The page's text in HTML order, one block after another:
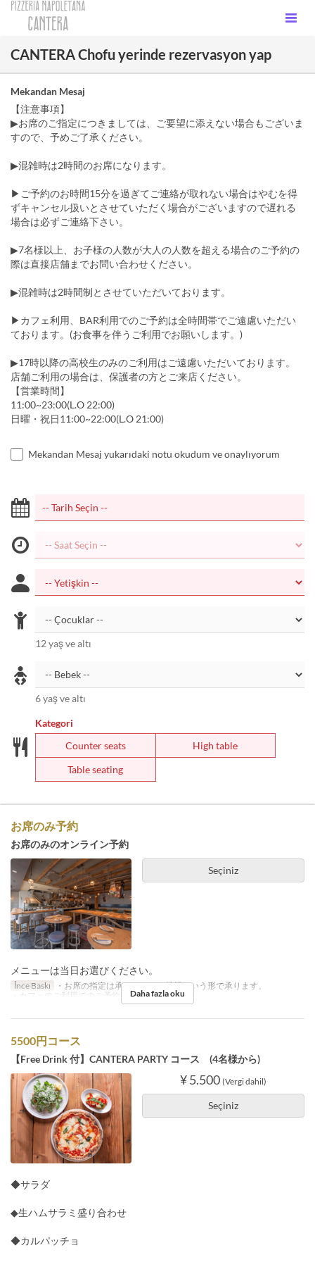
CANTERA Chofu yerinde rezervasyon yap
Mekandan Mesaj
【注意事項】
▶お席のご指定につきましては、ご要望に添えない場合もございま
すので、予めご了承ください。
▶︎混雑時は2時間のお席になります。
▶ご予約のお時間15分を過ぎてご連絡が取れない場合はやむを得
ずキャンセル扱いとさせていただく場合がございますので遅れる
場合は必ずご連絡下さい。
▶7名様以上、お子様の人数が大人の人数を超える場合のご予約の
際は直接店舗までお問い合わせください。
▶混雑時は2時間制とさせていただいております。
▶カフェ利用、BAR利用でのご予約は全時間帯でご遠慮いただい
ております。(お食事を伴うご利用でお願いします。)
▶17時以降の高校生のみのご利用はご遠慮いただいております。
店舗ご利用の場合は、保護者の方とご来店ください。
【営業時間】
11:00~23:00(L.O 22:00)
日曜・祝日11:00~22:00(L.O 21:00)
Mekandan Mesaj yukarıdaki notu okudum ve onaylıyorum
12 yaş ve altı
6 yaş ve altı
Kategori
Counter seats
High table
Table seating
お席のみ予約
お席のみのオンライン予約
Seçiniz
メニューは当日お選びください。
İnce Baskı
・お席の指定は承れません。希望という形で承ります。
・カフェのご利用でのご予約は承っておりません。
Daha fazla oku
5500円コース
【Free Drink 付】CANTERA PARTY コース (4名様から)
¥ 5.500 (Vergi dahil)
Seçiniz
◆サラダ
◆生ハムサラミ盛り合わせ
◆カルパッチョ